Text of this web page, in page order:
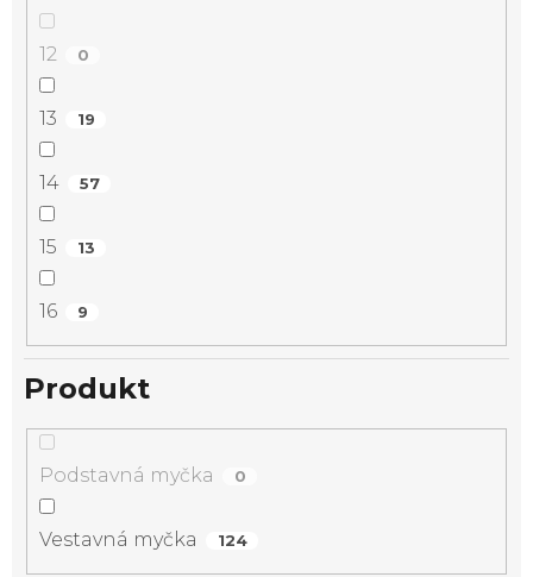
12 0
13 19
14 57
15 13
16 9
Produkt
Podstavná myčka 0
Vestavná myčka 124